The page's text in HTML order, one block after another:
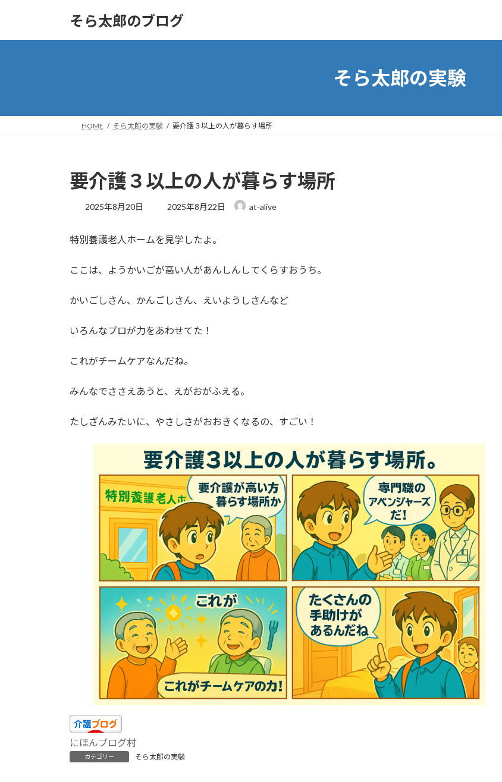
そら太郎のブログ
そら太郎の実験
HOME そら太郎の実験 要介護３以上の人が暮らす場所
要介護３以上の人が暮らす場所
2025年8月20日
最
新
時
:
2025年8月22日 at-alive
特別養護老人ホームを見学したよ。
ここは、ようかいごが高い人があんしんしてくらすおうち。
かいごしさん、かんごしさん、えいようしさんなど
いろんなプロが力をあわせてた！
これがチームケアなんだね。
みんなでささえあうと、えがおがふえる。
たしざんみたいに、やさしさがおおきくなるの、すごい！
にほんブログ村
カテゴリー そら太郎の実験